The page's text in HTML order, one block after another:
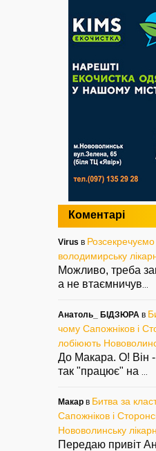
Коментарі
Virus в
володимирську
Можливо, треба
а не втаємничув
Анатоль_ БІДЗЮРА в
чому Сапожніков і
лобіюють
До Макара. О! Він
так "працює" на
Макар в Битва за
Сапожніков і
Нововолинську
Передаю привіт